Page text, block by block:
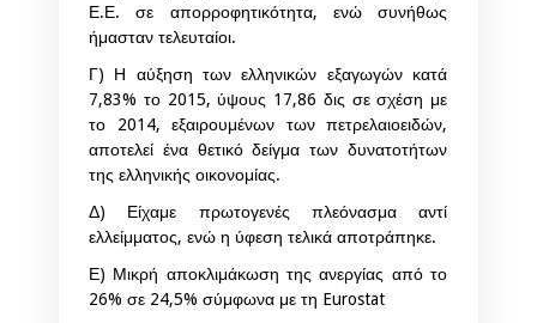
Ε.Ε. σε απορροφητικότητα, ενώ συνήθως
ήμασταν τελευταίοι.
Γ) Η αύξηση των ελληνικών εξαγωγών κατά
7,83% το 2015, ύψους 17,86 δις σε σχέση με
το 2014, εξαιρουμένων των πετρελαιοειδών,
αποτελεί ένα θετικό δείγμα των δυνατοτήτων
της ελληνικής οικονομίας.
Δ) Είχαμε πρωτογενές πλεόνασμα αντί
ελλείμματος, ενώ η ύφεση τελικά αποτράπηκε.
Ε) Μικρή αποκλιμάκωση της ανεργίας από το
26% σε 24,5% σύμφωνα με τη Eurostat